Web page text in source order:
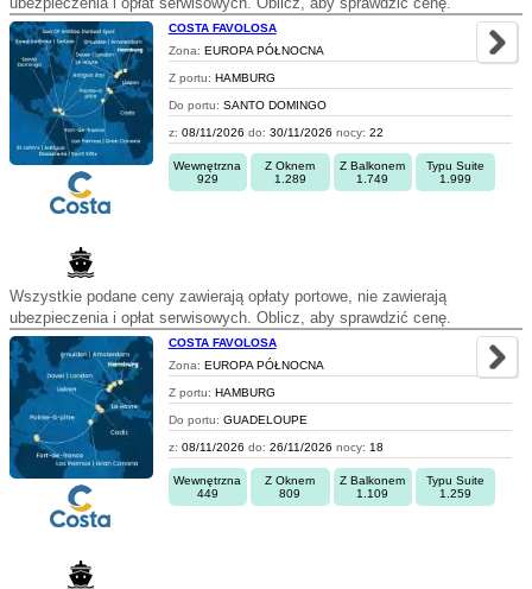
COSTA FAVOLOSA
Zona: EUROPA PÓŁNOCNA
Z portu: HAMBURG
Do portu: SANTO DOMINGO
z: 08/11/2026 do: 30/11/2026 nocy: 22
Wewnętrzna
929
Z Oknem
1.289
Z Balkonem
1.749
Typu Suite
1.999
Wszystkie podane ceny zawierają opłaty portowe, nie zawierają
ubezpieczenia i opłat serwisowych. Oblicz, aby sprawdzić cenę.
COSTA FAVOLOSA
Zona: EUROPA PÓŁNOCNA
Z portu: HAMBURG
Do portu: GUADELOUPE
z: 08/11/2026 do: 26/11/2026 nocy: 18
Wewnętrzna
449
Z Oknem
809
Z Balkonem
1.109
Typu Suite
1.259